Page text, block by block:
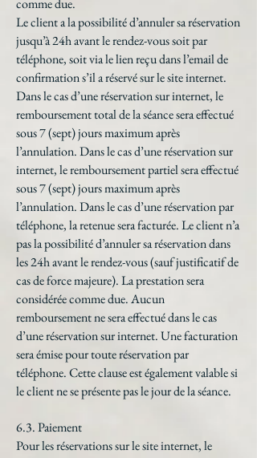
comme due.
Le client a la possibilité d’annuler sa réservation
jusqu’à 24h avant le rendez-vous soit par
téléphone, soit via le lien reçu dans l’email de
confirmation s’il a réservé sur le site internet.
Dans le cas d’une réservation sur internet, le
remboursement total de la séance sera effectué
sous 7 (sept) jours maximum après
l’annulation. Dans le cas d’une réservation sur
internet, le remboursement partiel sera effectué
sous 7 (sept) jours maximum après
l’annulation. Dans le cas d’une réservation par
téléphone, la retenue sera facturée. Le client n’a
pas la possibilité d’annuler sa réservation dans
les 24h avant le rendez-vous (sauf justificatif de
cas de force majeure). La prestation sera
considérée comme due. Aucun
remboursement ne sera effectué dans le cas
d’une réservation sur internet. Une facturation
sera émise pour toute réservation par
téléphone. Cette clause est également valable si
le client ne se présente pas le jour de la séance.
6.3. Paiement
Pour les réservations sur le site internet, le